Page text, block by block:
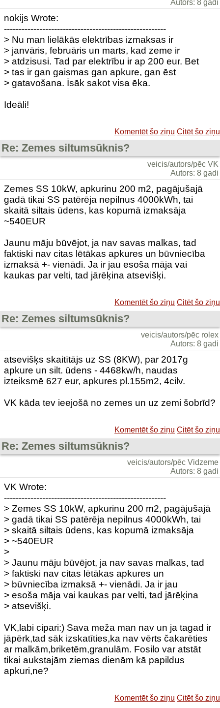
Autors: 8 gadi
nokijs Wrote:
-------------------------------------------------------
> Nu man lielākās elektrības izmaksas ir
> janvāris, februāris un marts, kad zeme ir
> atdzisusi. Tad par elektrību ir ap 200 eur. Bet
> tas ir gan gaismas gan apkure, gan ēst
> gatavošana. Īsāk sakot visa ēka.
Ideāli!
Komentēt šo ziņu Citēt šo ziņu
Re: Zemes siltumsūknis?
veicis/autors/pēc VK
Autors: 8 gadi
Zemes SS 10kW, apkurinu 200 m2, pagājušajā
gadā tikai SS patērēja nepilnus 4000kWh, tai
skaitā siltais ūdens, kas kopumā izmaksāja
~540EUR
Jaunu māju būvējot, ja nav savas malkas, tad
faktiski nav citas lētākas apkures un būvniecība
izmaksā +- vienādi. Ja ir jau esoša māja vai
kaukas par velti, tad jārēķina atsevišķi.
Komentēt šo ziņu Citēt šo ziņu
Re: Zemes siltumsūknis?
veicis/autors/pēc rolex
Autors: 8 gadi
atsevišķs skaitītājs uz SS (8KW), par 2017g
apkure un silt. ūdens - 4468kw/h, naudas
izteiksmē 627 eur, apkures pl.155m2, 4cilv.
VK kāda tev ieejošā no zemes un uz zemi šobrīd?
Komentēt šo ziņu Citēt šo ziņu
Re: Zemes siltumsūknis?
veicis/autors/pēc Vidzeme
Autors: 8 gadi
VK Wrote:
-------------------------------------------------------
> Zemes SS 10kW, apkurinu 200 m2, pagājušajā
> gadā tikai SS patērēja nepilnus 4000kWh, tai
> skaitā siltais ūdens, kas kopumā izmaksāja
> ~540EUR
>
> Jaunu māju būvējot, ja nav savas malkas, tad
> faktiski nav citas lētākas apkures un
> būvniecība izmaksā +- vienādi. Ja ir jau
> esoša māja vai kaukas par velti, tad jārēķina
> atsevišķi.
VK,labi cipari:) Sava meža man nav un ja tagad ir
jāpērk,tad sāk izskatīties,ka nav vērts čakarēties
ar malkām,briketēm,granulām. Fosilo var atstāt
tikai aukstajām ziemas dienām kā papildus
apkuri,ne?
Komentēt šo ziņu Citēt šo ziņu